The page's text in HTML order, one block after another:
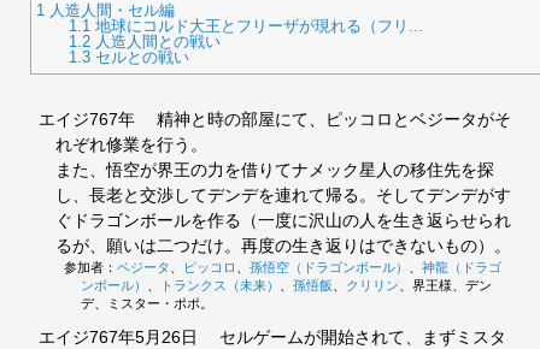
1 人造人間・セル編
1.1 地球にコルド大王とフリーザが現れる（フリ...
1.2 人造人間との戦い
1.3 セルとの戦い
エイジ767年
精神と時の部屋にて、ピッコロとベジータがそ
れぞれ修業を行う。
また、悟空が界王の力を借りてナメック星人の移住先を探
し、長老と交渉してデンデを連れて帰る。そしてデンデがす
ぐドラゴンボールを作る（一度に沢山の人を生き返らせられ
るが、願いは二つだけ。再度の生き返りはできないもの）。
参加者： ベジータ ピッコロ 孫悟空（ドラゴンボール）
神龍（ドラゴ
ンボール）
トランクス（未来） 孫悟飯 クリリン 、界王様、デン
デ、ミスター・ポポ。
エイジ767年5月26日
セルゲームが開始されて、まずミスタ